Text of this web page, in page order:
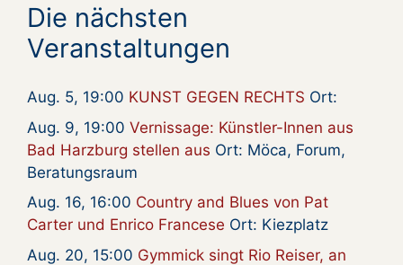
Die nächsten
Veranstaltungen
Aug. 5, 19:00 KUNST GEGEN RECHTS Ort:
Aug. 9, 19:00 Vernissage: Künstler-Innen aus
Bad Harzburg stellen aus Ort: Möca, Forum,
Beratungsraum
Aug. 16, 16:00 Country and Blues von Pat
Carter und Enrico Francese Ort: Kiezplatz
Aug. 20, 15:00 Gymmick singt Rio Reiser, an